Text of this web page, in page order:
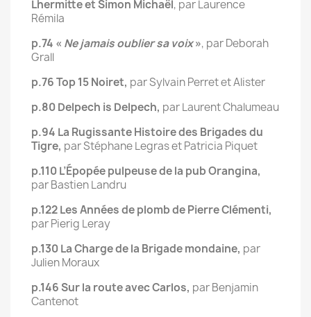
Lhermitteet Simon Michaël, par Laurence
Rémila
p.74 « Ne jamais oublier sa voix», par Deborah
Grall
p.76 Top 15 Noiret, par Sylvain Perret et Alister
p.80 Delpech is Delpech, par Laurent Chalumeau
p.94 La Rugissante Histoire des Brigades du
Tigre, par Stéphane Legras et Patricia Piquet
p.110 L’Épopée pulpeuse de la pub Orangina,
par Bastien Landru
p.122 Les Années de plomb de Pierre Clémenti,
par Pierig Leray
p.130 La Charge de la Brigade mondaine, par
Julien Moraux
p.146 Sur la route avec Carlos, par Benjamin
Cantenot